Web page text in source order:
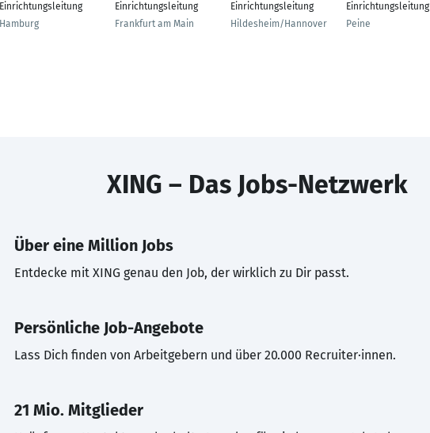
Einrichtungsleitung
Hamburg
Einrichtungsleitung
Frankfurt am Main
Einrichtungsleitung
Hildesheim/Hannover
Einrichtungsleitung
Peine
XING – Das Jobs-Netzwerk
Über eine Million Jobs
Entdecke mit XING genau den Job, der wirklich zu Dir passt.
Persönliche Job-Angebote
Lass Dich finden von Arbeitgebern und über 20.000 Recruiter·innen.
21 Mio. Mitglieder